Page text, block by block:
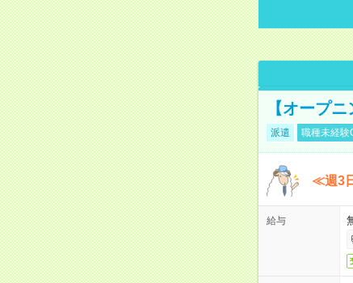
【オープ
派遣 職種未経験
≪週3
給与